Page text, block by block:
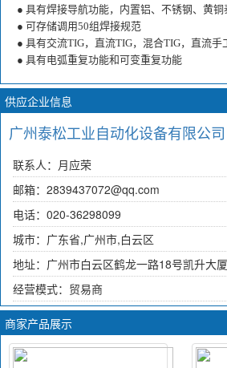
● 具有焊接导航功能，内置铝、不锈钢、黄
● 可存储调用50组焊接规范
● 具有交流TIG，直流TIG，混合TIG，直流手
● 具有电弧重复功能和可变重复功能
供应企业信息
广州泰松工业自动化设备有限公司
联系人：月应荣
邮箱：2839437072@qq.com
电话：020-36298099
城市：广东省,广州市,白云区
地址：广州市白云区鹤龙一路18号凯升大
经营模式：贸易商
商家产品展示